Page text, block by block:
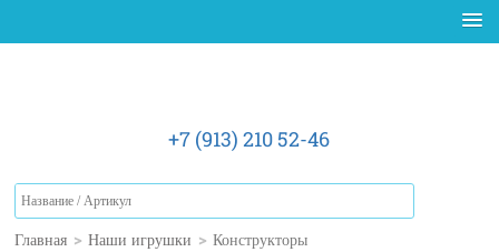
+7 (913) 210 52-46
Главная > Наши игрушки > Конструкторы